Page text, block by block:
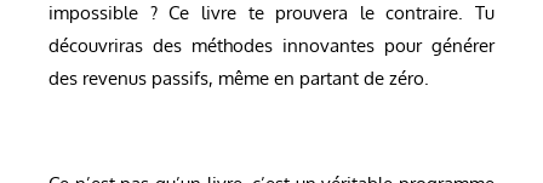
impossible ? Ce livre te prouvera le contraire. Tu
découvriras des méthodes innovantes pour générer
des revenus passifs, même en partant de zéro.